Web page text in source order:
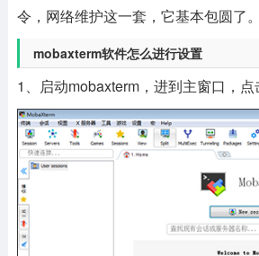
令，网络维护这一套，它基本包圆了。
mobaxterm软件怎么进行设置
1、启动mobaxterm，进到主窗口，